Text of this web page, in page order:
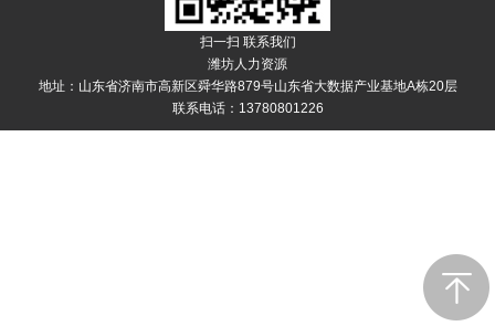
扫一扫 联系我们
潍坊人力资源
地址：山东省济南市高新区舜华路879号山东省大数据产业基地A栋20层
联系电话：13780801226